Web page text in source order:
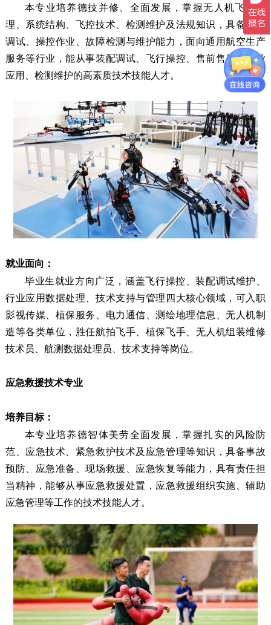
本专业培养德技并修、全面发展，掌握无人机飞行原
理、系统结构、飞控技术、检测维护及法规知识，具备组装
调试、操控作业、故障检测与维护能力，面向通用航空生产
服务等行业，能从事装配调试、飞行操控、售前售后、行业
应用、检测维护的高素质技术技能人才。
就业面向：
毕业生就业方向广泛，涵盖飞行操控、装配调试维护、
行业应用数据处理、技术支持与管理四大核心领域，可入职
影视传媒、植保服务、电力通信、测绘地理信息、无人机制
造等各类单位，胜任航拍飞手、植保飞手、无人机组装维修
技术员、航测数据处理员、技术支持等岗位。
应急救援技术专业
培养目标：
本专业培养德智体美劳全面发展，掌握扎实的风险防
范、应急技术、紧急救护技术及应急管理等知识，具备事故
预防、应急准备、现场救援、应急恢复等能力，具有责任担
当精神，能够从事应急救援处置，应急救援组织实施、辅助
应急管理等工作的技术技能人才。